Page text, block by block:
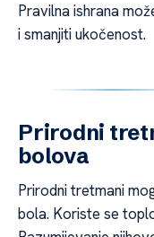
Pravilna ishrana
i smanjiti ukočenost.
Prirodni
bolova
Prirodni tretmani
bola. Koriste se